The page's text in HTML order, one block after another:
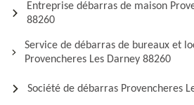
Entreprise débarras de maison
88260
Service de débarras de bureaux et
Provencheres Les Darney 88260
Société de débarras Provencheres